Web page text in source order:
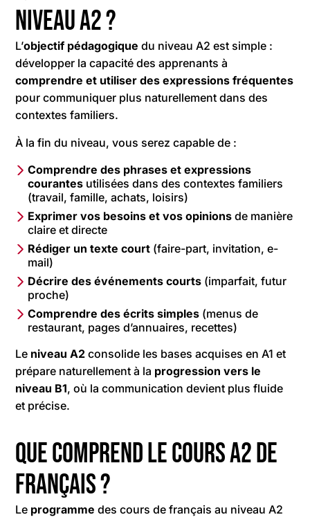
niveau A2 ?
L’objectif pédagogique du niveau A2 est simple :
développer la capacité des apprenants à
comprendre et utiliser des expressions fréquentes
pour communiquer plus naturellement dans des
contextes familiers.
À la fin du niveau, vous serez capable de :
Comprendre des phrases et expressions
courantes utilisées dans des contextes familiers
(travail, famille, achats, loisirs)
Exprimer vos besoins et vos opinions de manière
claire et directe
Rédiger un texte court (faire-part, invitation, e-
mail)
Décrire des événements courts (imparfait, futur
proche)
Comprendre des écrits simples (menus de
restaurant, pages d’annuaires, recettes)
Le niveau A2 consolide les bases acquises en A1 et
prépare naturellement à la progression vers le
niveau B1, où la communication devient plus fluide
et précise.
Que comprend le cours A2 de
français ?
Le programme des cours de français au niveau A2